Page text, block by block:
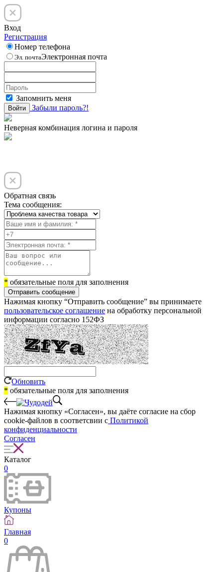
Вход
Регистрация
Номер телефона
Эл. почтаЭлектронная почта
Запомнить меня
Войти Забыли пароль?!
Неверная комбинация логина и пароля
Обратная связь
Тема сообщения:
* обязательные поля для заполнения
Отправить сообщение
Нажимая кнопку “Отправить сообщение” вы принимаете
пользовательское соглашение на обработку персональной
информации согласно 152ФЗ
Обновить
* обязательные поля для заполнения
Нажимая кнопку «Согласен», вы даёте cогласие на сбор
cookie-файлов в соответсвии с Политикой
конфиденциальности
Согласен
Каталог
0
Купоны
Главная
0